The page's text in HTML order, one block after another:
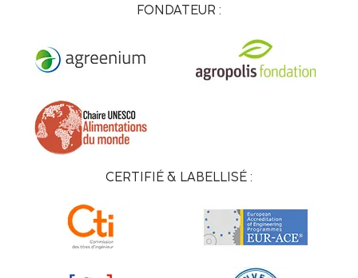
FONDATEUR :
CERTIFIÉ & LABELLISÉ :